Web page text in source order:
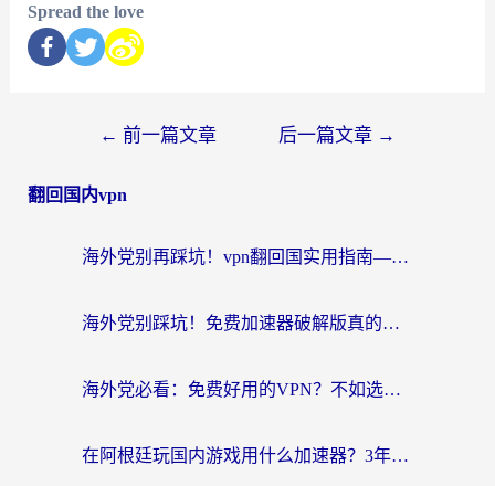
Spread the love
← 前一篇文章 后一篇文章 →
翻回国内vpn
海外党别再踩坑！vpn翻回国实用指南——选对加速器，国内资源无缝用
海外党别踩坑！免费加速器破解版真的能用？教你无缝访问国内资源的正确姿势
海外党必看：免费好用的VPN？不如选对转国内加速器实现无缝追剧
在阿根廷玩国内游戏用什么加速器？3年海外党亲测实用指南